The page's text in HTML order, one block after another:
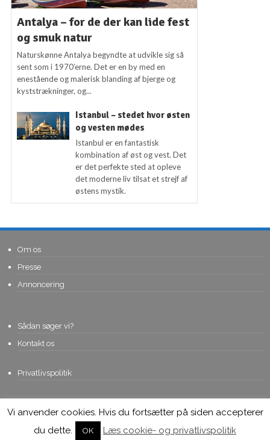
Antalya – for de der kan lide fest
og smuk natur
Naturskønne Antalya begyndte at udvikle sig så
sent som i 1970’erne. Det er en by med en
enestående og malerisk blanding af bjerge og
kyststrækninger, og...
Istanbul – stedet hvor østen
og vesten mødes
Istanbul er en fantastisk
kombination af øst og vest. Det
er det perfekte sted at opleve
det moderne liv tilsat et strejf af
østens mystik.
Om os
Presse
Annoncering
Sådan søger vi?
Kontakt os
Privatlivspolitik
© Copyright 2015, Viviro.com ApS- Alle rettigheder forbeholdes. Vi
tager forbehold for fejlagtige priser.
Vi anvender cookies. Hvis du fortsætter på siden accepterer
du dette.
OK Læs cookie- og privatlivspolitik